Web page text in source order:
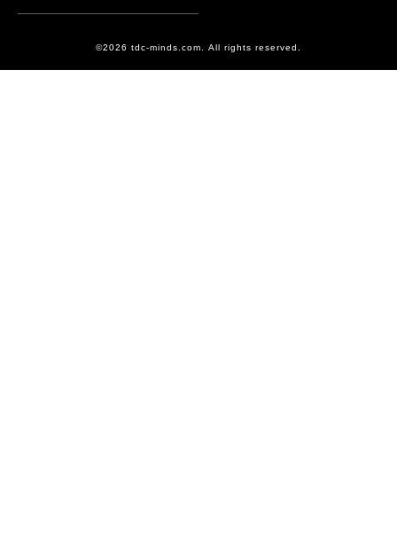
©2026 tdc-minds.com. All rights reserved.